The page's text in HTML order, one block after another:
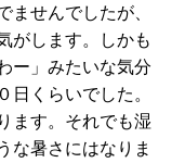
せんでしたが、
がします。しかも
ー」みたいな気分
くらいでした。
ます。それでも湿
な暑さにはなりま